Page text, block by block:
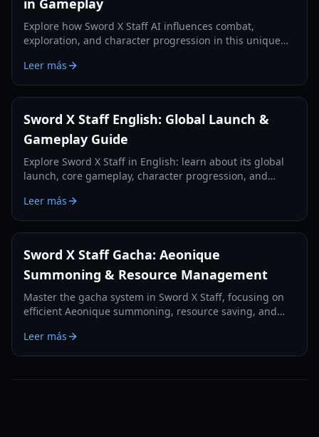
in Gameplay
Explore how Sword X Staff AI influences combat,
exploration, and character progression in this unique
Leer más
Sword X Staff English: Global Launch &
Gameplay Guide
Explore Sword X Staff in English: learn about its global
launch, core gameplay, character progression, and
Leer más
Sword X Staff Gacha: Aeonique
Summoning & Resource Management
Master the gacha system in Sword X Staff, focusing on
efficient Aeonique summoning, resource saving, and
Leer más